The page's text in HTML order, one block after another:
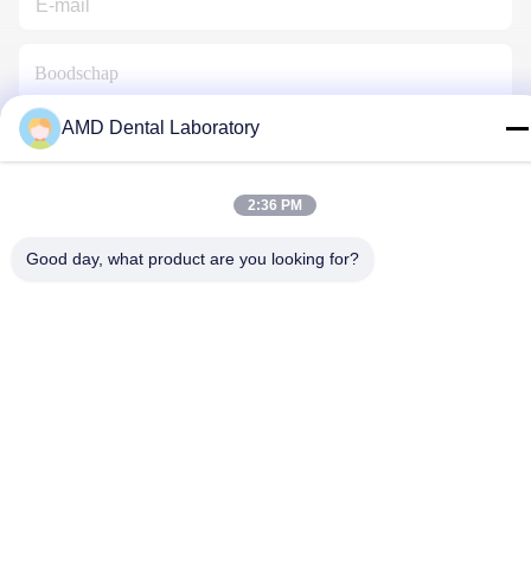
AMD Dental Laboratory
2:36 PM
Good day, what product are you looking for?